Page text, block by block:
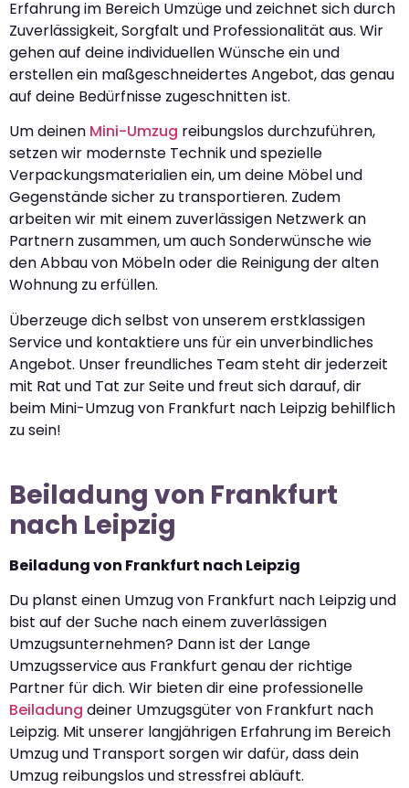
Erfahrung im Bereich Umzüge und zeichnet sich durch
Zuverlässigkeit, Sorgfalt und Professionalität aus. Wir
gehen auf deine individuellen Wünsche ein und
erstellen ein maßgeschneidertes Angebot, das genau
auf deine Bedürfnisse zugeschnitten ist.
Um deinen Mini-Umzug reibungslos durchzuführen,
setzen wir modernste Technik und spezielle
Verpackungsmaterialien ein, um deine Möbel und
Gegenstände sicher zu transportieren. Zudem
arbeiten wir mit einem zuverlässigen Netzwerk an
Partnern zusammen, um auch Sonderwünsche wie
den Abbau von Möbeln oder die Reinigung der alten
Wohnung zu erfüllen.
Überzeuge dich selbst von unserem erstklassigen
Service und kontaktiere uns für ein unverbindliches
Angebot. Unser freundliches Team steht dir jederzeit
mit Rat und Tat zur Seite und freut sich darauf, dir
beim Mini-Umzug von Frankfurt nach Leipzig behilflich
zu sein!
Beiladung von Frankfurt
nach Leipzig
Beiladung von Frankfurt nach Leipzig
Du planst einen Umzug von Frankfurt nach Leipzig und
bist auf der Suche nach einem zuverlässigen
Umzugsunternehmen? Dann ist der Lange
Umzugsservice aus Frankfurt genau der richtige
Partner für dich. Wir bieten dir eine professionelle
Beiladung deiner Umzugsgüter von Frankfurt nach
Leipzig. Mit unserer langjährigen Erfahrung im Bereich
Umzug und Transport sorgen wir dafür, dass dein
Umzug reibungslos und stressfrei abläuft.